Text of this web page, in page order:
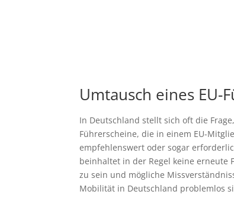
Umtausch eines EU-
In Deutschland stellt sich oft die
Führerscheine, die in einem EU-
empfehlenswert oder sogar
beinhaltet in der Regel keine
zu sein und mögliche
Mobilität in Deutschland problemlos